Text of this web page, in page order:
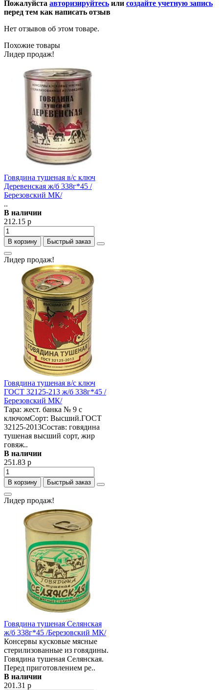
Пожалуйста авторизируйтесь или создайте учетную запись
перед тем как написать отзыв
Нет отзывов об этом товаре.
Похожие товары
Лидер продаж!
Говядина тушеная в/с ключ
Деревенская ж/б 338г*45 /
Березовский МК/
..
В наличии
212.15 р
В корзину Быстрый заказ
Лидер продаж!
Говядина тушеная в/с ключ
ГОСТ 32125-213 ж/б 338г*45 /
Березовский МК/
Тара: жест. банка № 9 с
ключомСорт: Высший.ГОСТ
32125-2013Состав: говядина
тушеная высший сорт, жир
говяж..
В наличии
251.83 р
В корзину Быстрый заказ
Лидер продаж!
Говядина тушеная Селянская
ж/б 338г*45 /Березовский МК/
Консервы кусковые мясные
стерилизованные из говядины.
Говядина тушеная Селянская.
Перед приготовлением ре..
В наличии
201.31 р